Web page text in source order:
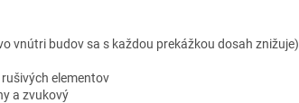
vnútri budov sa s každou prekážkou dosah znižuje)
elementov
a zvukový